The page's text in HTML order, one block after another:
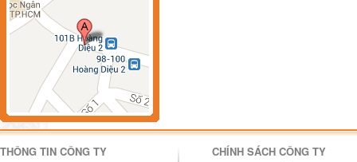
THÔNG TIN CÔNG TY CHÍNH SÁCH CÔNG TY